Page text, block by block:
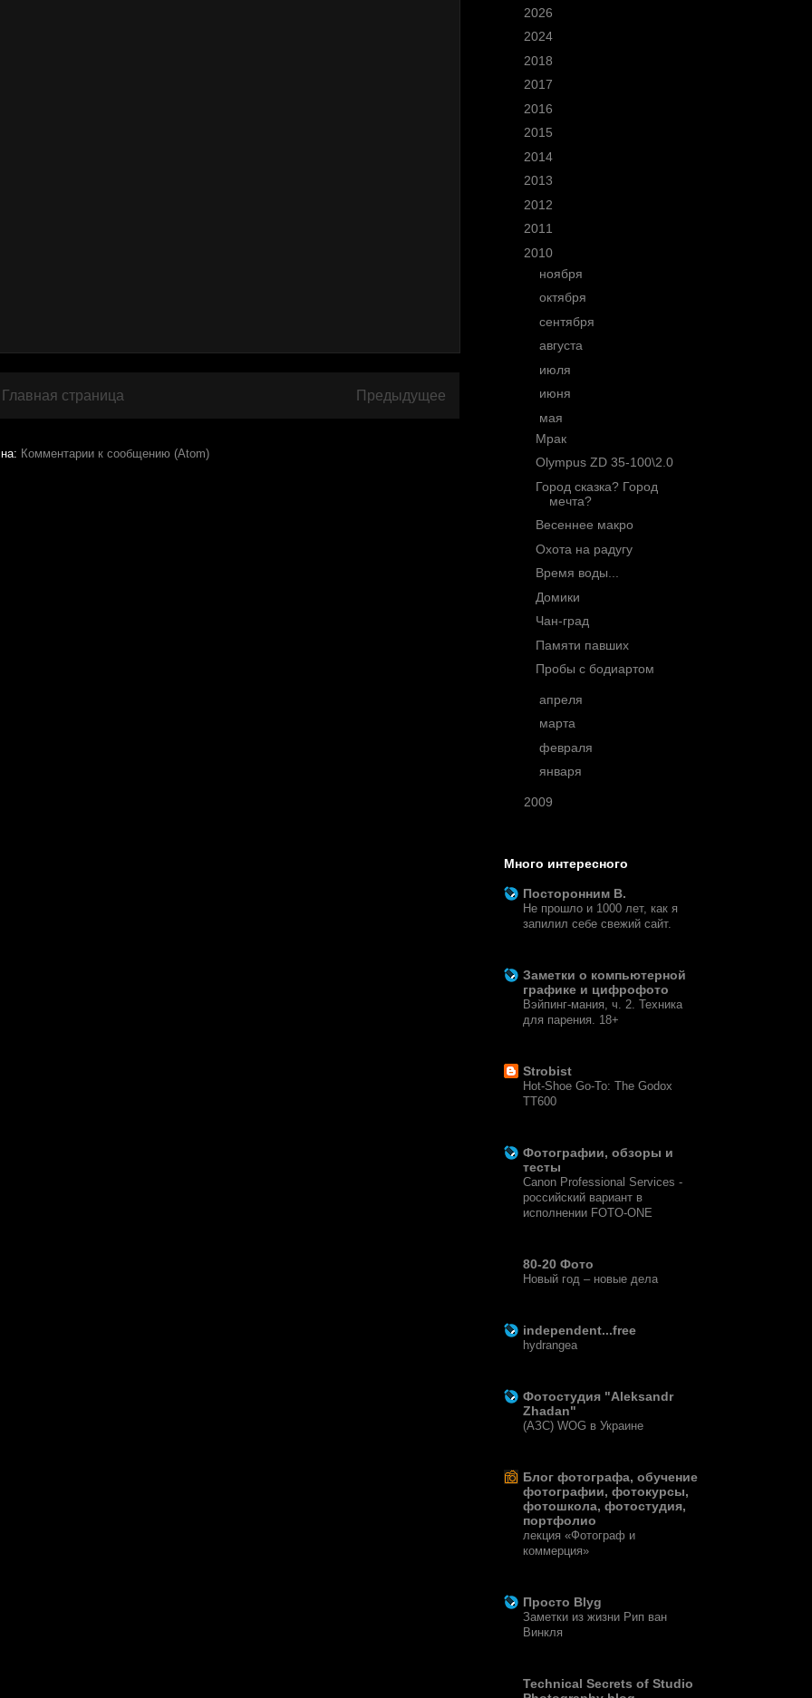
Предыдущее
Главная страница
Комментарии к сообщению (Atom)
2026
2024
2018
2017
2016
2015
2014
2013
2012
2011
2010
ноября
октября
сентября
августа
июля
июня
мая
Мрак
Olympus ZD 35-100\2.0
Город сказка? Город
мечта?
Весеннее макро
Охота на радугу
Время воды...
Домики
Чан-град
Памяти павших
Пробы с бодиартом
апреля
марта
февраля
января
2009
Много интересного
Посторонним В.
Не прошло и 1000 лет, как я
запилил себе свежий сайт.
Заметки о компьютерной
графике и цифрофото
Вэйпинг-мания, ч. 2. Техника
для парения. 18+
Strobist
Hot-Shoe Go-To: The Godox
TT600
Фотографии, обзоры и
тесты
Canon Professional Services -
российский вариант в
исполнении FOTO-ONE
80-20 Фото
Новый год – новые дела
independent...free
hydrangea
Фотостудия "Aleksandr
Zhadan"
(АЗС) WOG в Украине
Блог фотографа, обучение
фотографии, фотокурсы,
фотошкола, фотостудия,
портфолио
лекция «Фотограф и
коммерция»
Просто Blyg
Заметки из жизни Рип ван
Винкля
Technical Secrets of Studio